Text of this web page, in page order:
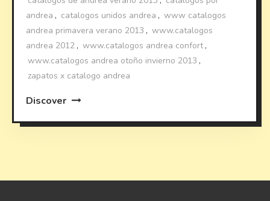
andrea , catalogos unidos andrea , www catalogos
andrea primavera verano 2013 , www.catalogos
andrea 2012 , www.catalogos andrea confort,
www.catalogos andrea otoño invierno 2013 ,
zapatos x catalogo andrea
Discover